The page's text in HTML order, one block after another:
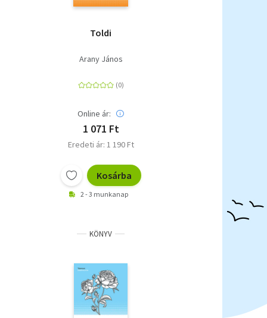
Toldi
Arany János
Online ár:
1 071 Ft
Eredeti ár: 1 190 Ft
Kosárba
2 - 3 munkanap
KÖNYV